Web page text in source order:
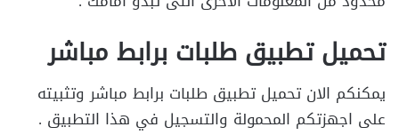
تحميل تطبيق طلبات برابط مباشر
يمكنكم الان تحميل تطبيق طلبات برابط مباشر وتثبيته
على اجهزتكم المحمولة والتسجيل في هذا التطبيق .